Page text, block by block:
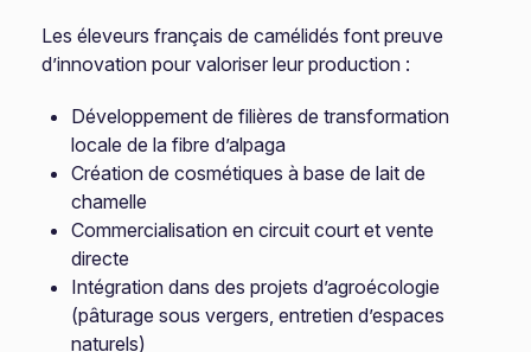
Les éleveurs français de camélidés font preuve
d’innovation pour valoriser leur production :
Développement de filières de transformation
locale de la fibre d’alpaga
Création de cosmétiques à base de lait de
chamelle
Commercialisation en circuit court et vente
directe
Intégration dans des projets d’agroécologie
(pâturage sous vergers, entretien d’espaces
naturels)